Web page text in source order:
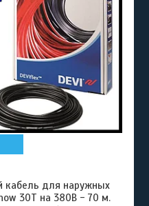
кабель для наружных
30T на 380В - 70 м.